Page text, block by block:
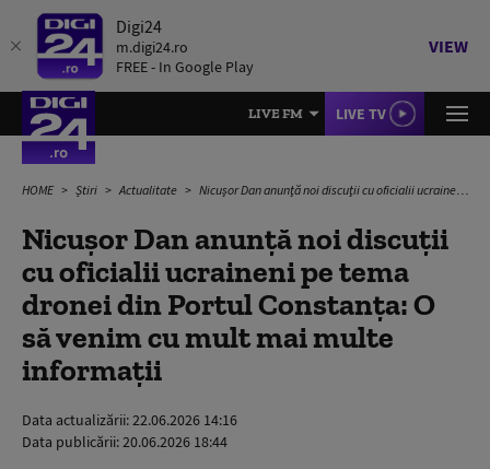
Digi24
m.digi24.ro
FREE - In Google Play
VIEW
LIVE FM LIVE TV
HOME Știri Actualitate Nicuşor Dan anunţă noi discuţii cu oficialii ucraineni pe tema dronei din Portul Constanţa: O să venim cu mult mai multe informaţii
Nicuşor Dan anunţă noi discuţii
cu oficialii ucraineni pe tema
dronei din Portul Constanţa: O
să venim cu mult mai multe
informaţii
Data actualizării:22.06.2026 14:16
Data publicării:20.06.2026 18:44